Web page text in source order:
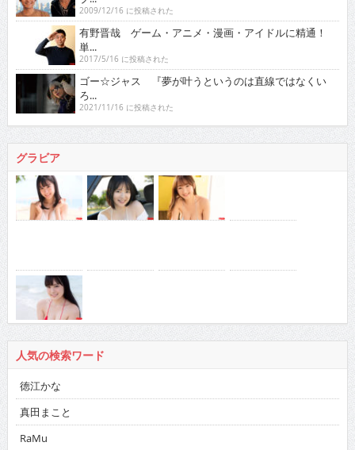
2009/12/16 に投稿された
有野晋哉 ゲーム・アニメ・漫画・アイドルに精通！
単...
2017/5/16 に投稿された
ゴー☆ジャス 『夢が叶うというのは直線ではなくい
ろ...
2021/11/16 に投稿された
グラビア
人気の検索ワード
徳江かな
真田まこと
RaMu